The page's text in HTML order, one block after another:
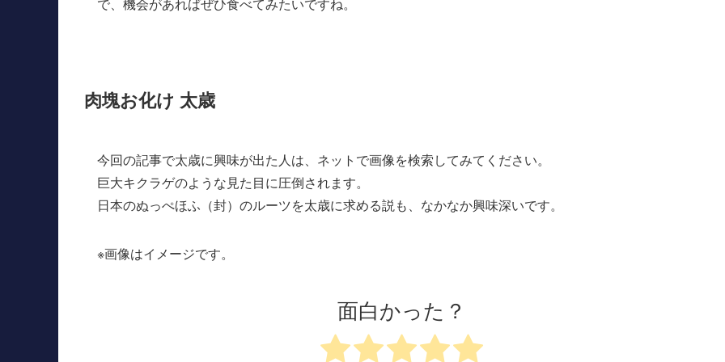
肉塊お化け 太歳
今回の記事で太歳に興味が出た人は、ネットで画像を検索してみてください。
巨大キクラゲのような見た目に圧倒されます。
日本のぬっぺほふ（封）のルーツを太歳に求める説も、なかなか興味深いです。
※画像はイメージです。
面白かった？